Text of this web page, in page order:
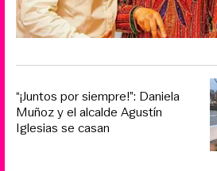
“¡Juntos por siempre!”: Daniela
Muñoz y el alcalde Agustín
Iglesias se casan